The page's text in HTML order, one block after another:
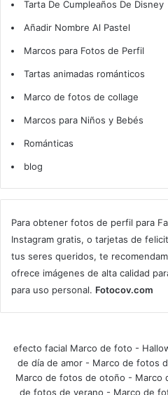
Tarta De Cumpleaños De Disney
Añadir Nombre Al Pastel
Marcos para Fotos de Perfil
Tartas animadas románticos
Marco de fotos de collage
Marcos para Niños y Bebés
Románticas
blog
Para obtener fotos de perfil para
Instagram gratis, o tarjetas de
tus seres queridos, te
ofrece imágenes de alta calidad
para uso personal. Fotocov.com
efecto facial Marco de foto -
de día de amor - Marco de fotos
Marco de fotos de otoño - Marco
de fotos de verano - Marco de